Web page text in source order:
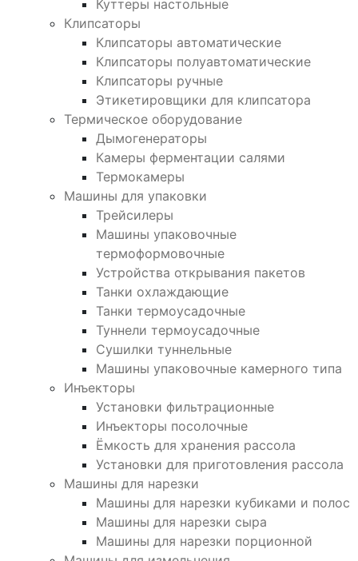
Куттеры настольные
Клипсаторы
Клипсаторы автоматические
Клипсаторы полуавтоматические
Клипсаторы ручные
Этикетировщики для клипсатора
Термическое оборудование
Дымогенераторы
Камеры ферментации салями
Термокамеры
Машины для упаковки
Трейсилеры
Машины упаковочные
термоформовочные
Устройства открывания пакетов
Танки охлаждающие
Танки термоусадочные
Туннели термоусадочные
Сушилки туннельные
Машины упаковочные камерного типа
Инъекторы
Установки фильтрационные
Инъекторы посолочные
Ёмкость для хранения рассола
Установки для приготовления рассола
Машины для нарезки
Машины для нарезки кубиками и полос
Машины для нарезки сыра
Машины для нарезки порционной